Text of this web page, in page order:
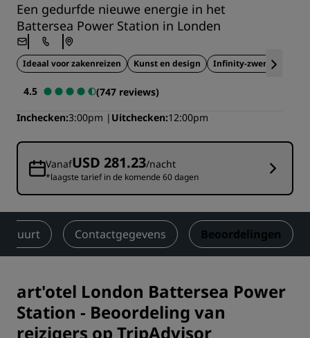
Een gedurfde nieuwe energie in het
Battersea Power Station in Londen
Ideaal voor zakenreizen Kunst en design Infinity-zwembad
4.5
(747 reviews)
Inchecken 3:00pm Uitchecken 12:00pm
VanafUSD 281.23/nacht
*laagste tarief in de komende 60 dagen
buurt Contactgegevens Beoordelingen
art'otel London Battersea Power
Station - Beoordeling van
reizigers op TripAdvisor